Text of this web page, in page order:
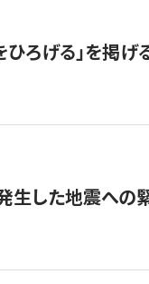
ひろげる」を掲
生した地震への